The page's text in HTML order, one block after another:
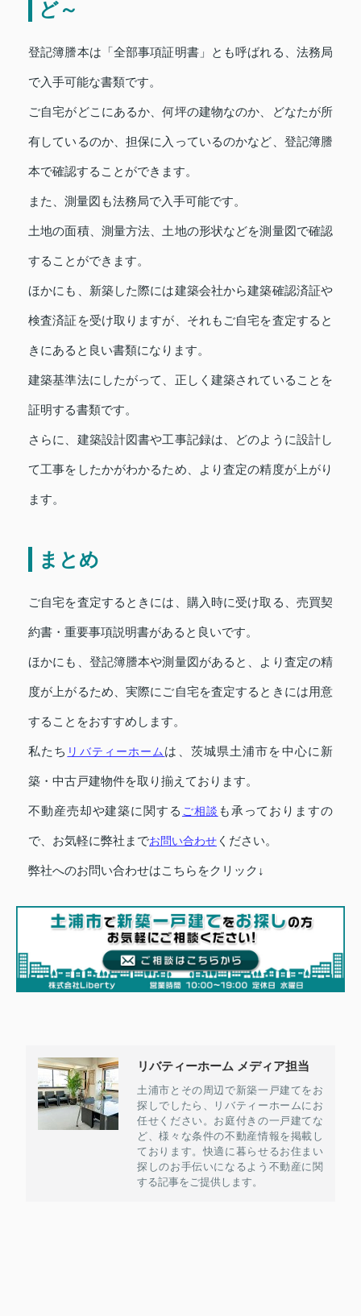
ど～
登記簿謄本は「全部事項証明書」とも呼ばれる、法務局
で入手可能な書類です。
ご自宅がどこにあるか、何坪の建物なのか、どなたが所
有しているのか、担保に入っているのかなど、登記簿謄
本で確認することができます。
また、測量図も法務局で入手可能です。
土地の面積、測量方法、土地の形状などを測量図で確認
することができます。
ほかにも、新築した際には建築会社から建築確認済証や
検査済証を受け取りますが、それもご自宅を査定すると
きにあると良い書類になります。
建築基準法にしたがって、正しく建築されていることを
証明する書類です。
さらに、建築設計図書や工事記録は、どのように設計し
て工事をしたかがわかるため、より査定の精度が上がり
ます。
まとめ
ご自宅を査定するときには、購入時に受け取る、売買契
約書・重要事項説明書があると良いです。
ほかにも、登記簿謄本や測量図があると、より査定の精
度が上がるため、実際にご自宅を査定するときには用意
することをおすすめします。
私たち リバティーホーム は、茨城県土浦市を中心に新
築・中古戸建物件を取り揃えております。
不動産売却や建築に関する ご相談 も承っておりますの
で、お気軽に弊社までお問い合わせ ください。
弊社へのお問い合わせはこちらをクリック↓
リバティーホーム メディア担当
土浦市とその周辺で新築一戸建てをお
探しでしたら、リバティーホームにお
任せください。お庭付きの一戸建てな
ど、様々な条件の不動産情報を掲載し
ております。快適に暮らせるお住まい
探しのお手伝いになるよう不動産に関
する記事をご提供します。